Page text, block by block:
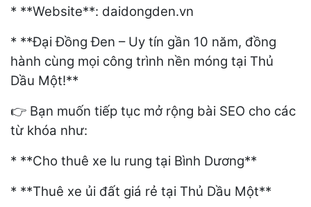
* **Website**: daidongden.vn
* **Đại Đồng Đen – Uy tín gần 10 năm, đồng
hành cùng mọi công trình nền móng tại Thủ
Dầu Một!**
👉 Bạn muốn tiếp tục mở rộng bài SEO cho các
từ khóa như:
* **Cho thuê xe lu rung tại Bình Dương**
* **Thuê xe ủi đất giá rẻ tại Thủ Dầu Một**